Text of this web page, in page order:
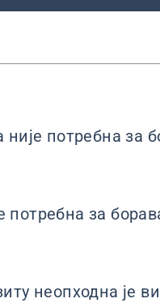
није потребна за
потребна за
неопходна је